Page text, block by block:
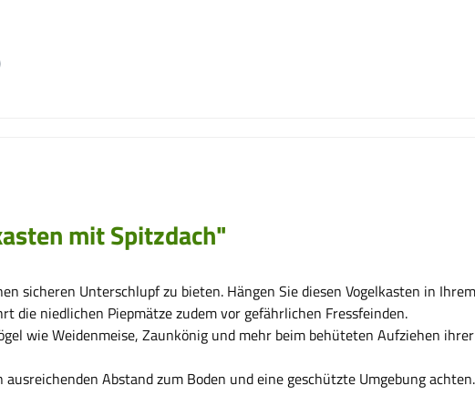
mit Spitzdach"
sicheren Unterschlupf zu bieten. Hängen Sie diesen Vogelkasten in
die niedlichen Piepmätze zudem vor gefährlichen Fressfeinden.
wie Weidenmeise, Zaunkönig und mehr beim behüteten Aufziehen
Abstand zum Boden und eine geschützte Umgebung achten.